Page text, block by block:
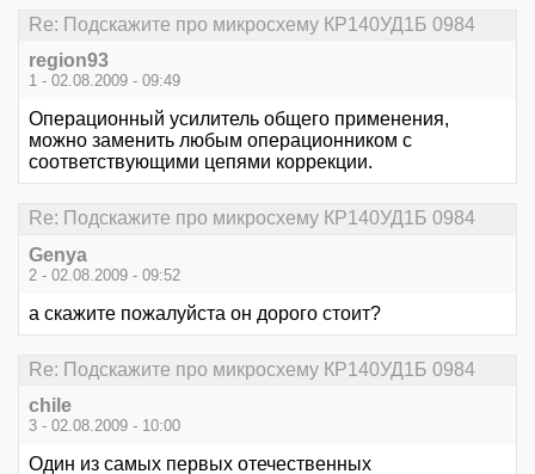
Re: Подскажите про микросхему КР140УД1Б 0984
region93
1 - 02.08.2009 - 09:49
Операционный усилитель общего применения,
можно заменить любым операционником с
соответствующими цепями коррекции.
Re: Подскажите про микросхему КР140УД1Б 0984
Genya
2 - 02.08.2009 - 09:52
а скажите пожалуйста он дорого стоит?
Re: Подскажите про микросхему КР140УД1Б 0984
chile
3 - 02.08.2009 - 10:00
Один из самых первых отечественных